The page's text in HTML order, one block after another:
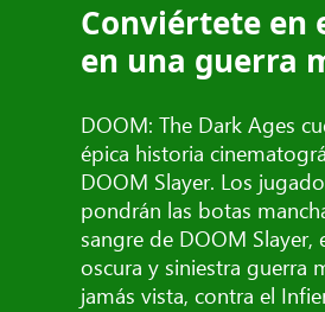
Conviértete en
en una guerra
DOOM: The Dark Ages
épica historia
DOOM Slayer. Los
pondrán las botas
sangre de DOOM Slayer,
oscura y siniestra guerra
jamás vista, contra el